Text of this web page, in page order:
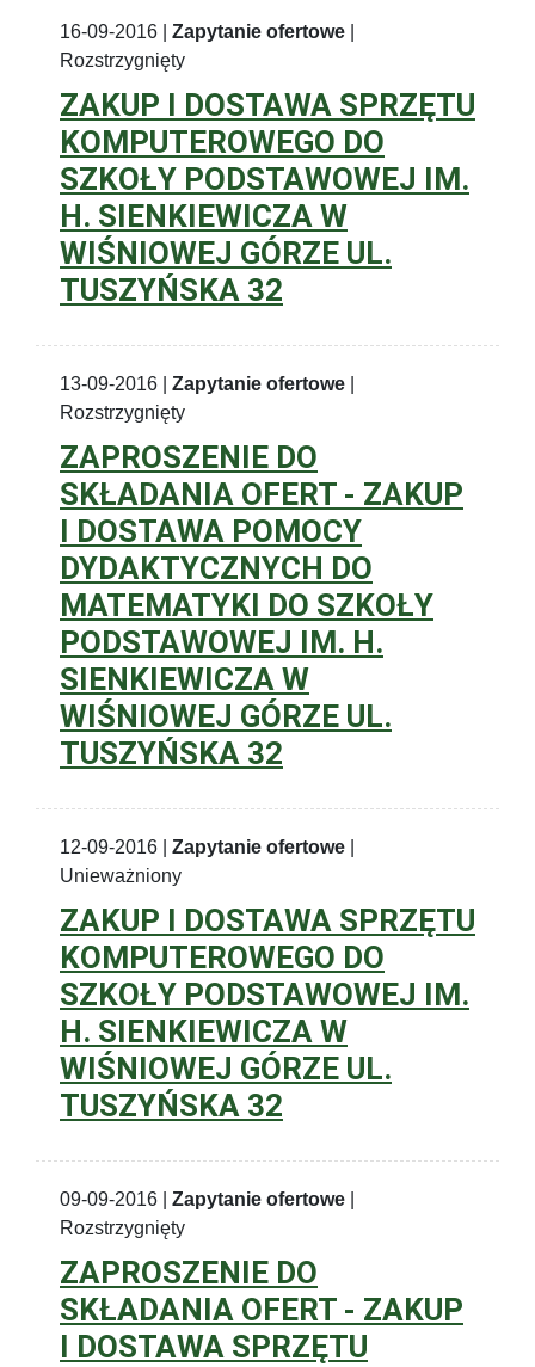
16-09-2016 | Zapytanie ofertowe
Rozstrzygnięty
ZAKUP I DOSTAWA SPRZĘTU
KOMPUTEROWEGO DO
SZKOŁY PODSTAWOWEJ IM.
H. SIENKIEWICZA W
WIŚNIOWEJ GÓRZE UL.
TUSZYŃSKA 32
13-09-2016 | Zapytanie ofertowe
Rozstrzygnięty
ZAPROSZENIE DO
SKŁADANIA OFERT - ZAKUP
I DOSTAWA POMOCY
DYDAKTYCZNYCH DO
MATEMATYKI DO SZKOŁY
PODSTAWOWEJ IM. H.
SIENKIEWICZA W
WIŚNIOWEJ GÓRZE UL.
TUSZYŃSKA 32
12-09-2016 | Zapytanie ofertowe
Unieważniony
ZAKUP I DOSTAWA SPRZĘTU
KOMPUTEROWEGO DO
SZKOŁY PODSTAWOWEJ IM.
H. SIENKIEWICZA W
WIŚNIOWEJ GÓRZE UL.
TUSZYŃSKA 32
09-09-2016 | Zapytanie ofertowe
Rozstrzygnięty
ZAPROSZENIE DO
SKŁADANIA OFERT - ZAKUP
I DOSTAWA SPRZĘTU